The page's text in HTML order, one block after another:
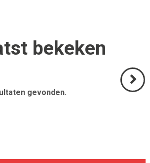
bekeken
gevonden.